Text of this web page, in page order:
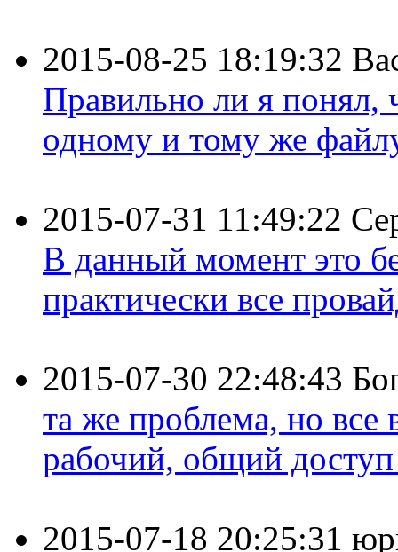
2015-08-25 18:19:32
Правильно ли я понял,
одному и тому же
2015-07-31 11:49:22
В данный момент это
практически все
2015-07-30 22:48:43
та же проблема, но все
рабочий, общий доступ
2015-07-18 20:25:31